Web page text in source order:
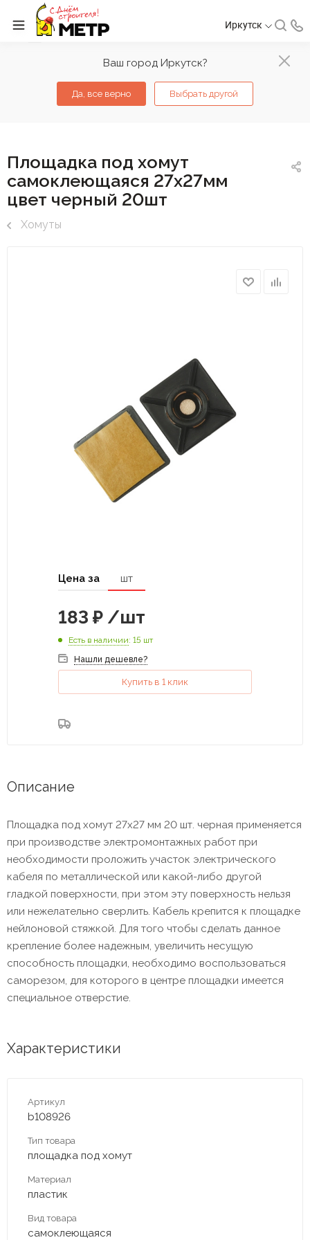
Ваш город Иркутск?
Да, все верно Выбрать другой
Иркутск
Площадка под хомут
самоклеющаяся 27х27мм
цвет черный 20шт
Хомуты
Цена за шт
183 ₽ /шт
Есть в наличии: 15 шт
Нашли дешевле?
Купить в 1 клик
Описание
Площадка под хомут 27х27 мм 20 шт. черная применяется
при производстве электромонтажных работ при
необходимости проложить участок электрического
кабеля по металлической или какой-либо другой
гладкой поверхности, при этом эту поверхность нельзя
или нежелательно сверлить. Кабель крепится к площадке
нейлоновой стяжкой. Для того чтобы сделать данное
крепление более надежным, увеличить несущую
способность площадки, необходимо воспользоваться
саморезом, для которого в центре площадки имеется
специальное отверстие.
Характеристики
Артикул
b108926
Тип товара
площадка под хомут
Материал
пластик
Вид товара
самоклеющаяся